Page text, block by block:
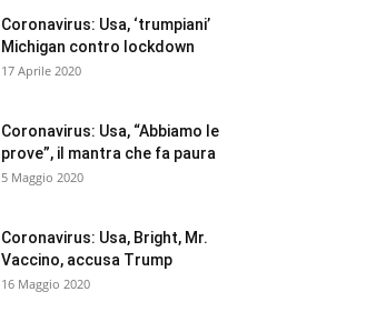
Coronavirus: Usa, ‘trumpiani’
Michigan contro lockdown
17 Aprile 2020
Coronavirus: Usa, “Abbiamo le
prove”, il mantra che fa paura
5 Maggio 2020
Coronavirus: Usa, Bright, Mr.
Vaccino, accusa Trump
16 Maggio 2020